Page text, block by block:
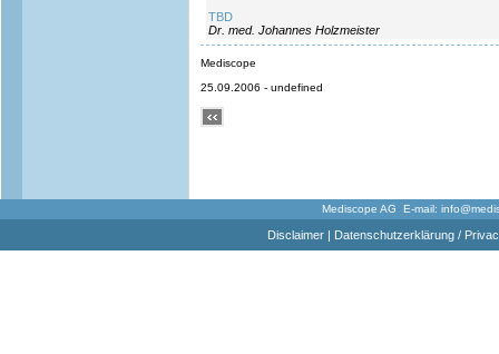
TBD
Dr. med. Johannes Holzmeister
Mediscope
25.09.2006 - undefined
Mediscope AG E-mail:
Disclaimer| Datenschutzerklärung /